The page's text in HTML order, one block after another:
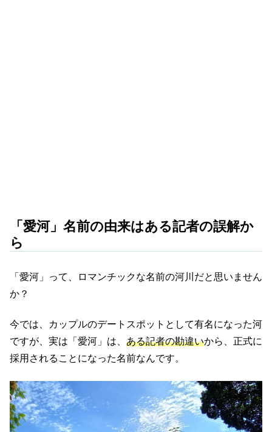
「愛河」名前の由来はある記者の誤解か
ら
「愛河」って、ロマンチックな名前の河川だと思いません
か？
今では、カップルのデートスポットとして有名になった河
ですが、実は「愛河」は、 ある記者の勘違いから、正式に
採用されることになった名前なんです。